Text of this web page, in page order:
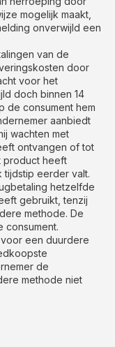
mogelijk maakt,
onverwijld een
van de
door
voor het
doch binnen 14
de consument hem
aanbiedt
wachten met
ontvangen of tot
product heeft
eerder valt.
hetzelfde
gebruikt, tenzij
methode. De
consument.
een duurdere
de
methode niet